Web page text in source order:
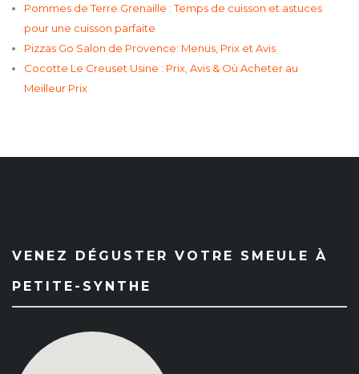
Pommes de Terre Grenaille : Temps de cuisson et astuces
pour une cuisson parfaite
Pizzas Go Salon de Provence: Menus, Prix et Avis
Cocotte Le Creuset Usine : Prix, Avis & Où Acheter au
Meilleur Prix
VENEZ DÉGUSTER VOTRE SMEULE À
PETITE-SYNTHE